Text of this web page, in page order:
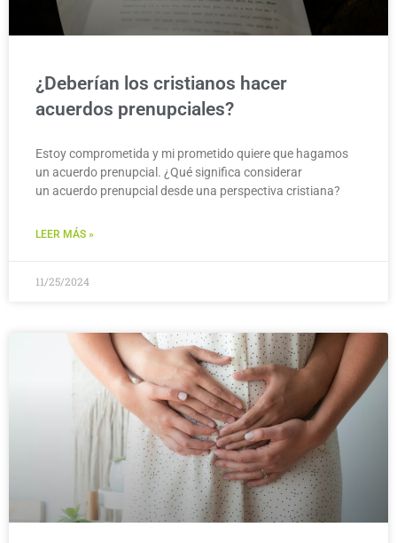
¿Deberían los cristianos hacer
acuerdos prenupciales?
Estoy comprometida y mi prometido quiere que hagamos
un acuerdo prenupcial. ¿Qué significa considerar
un acuerdo prenupcial desde una perspectiva cristiana?
LEER MÁS »
11/25/2024